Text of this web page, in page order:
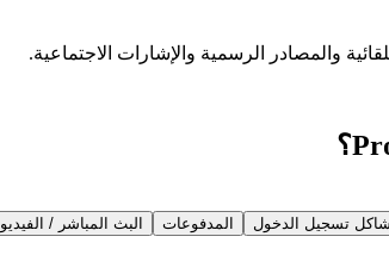
والمصادر الرسمية والإشارات الاجتماعية.
تسجيل الدخول المدفوعات البث المباشر / الفيديو